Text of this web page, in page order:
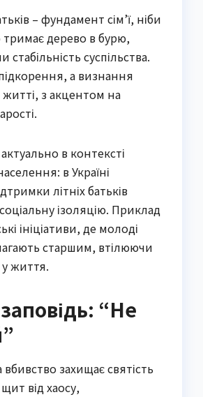
– фундамент сім’ї, ніби
дерево в бурю,
стабільність суспільства.
а визнання
житті, з акцентом на
в контексті
в Україні
літніх батьків
ізоляцію. Приклад
ініціативи, де молоді
старшим, втілюючи
життя.
“Не
захищає святість
від хаосу,